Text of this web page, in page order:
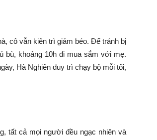
cô vẫn kiên trì giảm béo. Để tránh bị
bù, khoảng 10h đi mua sắm với mẹ.
Hà Nghiên duy trì chạy bộ mỗi tối,
tất cả mọi người đều ngạc nhiên và